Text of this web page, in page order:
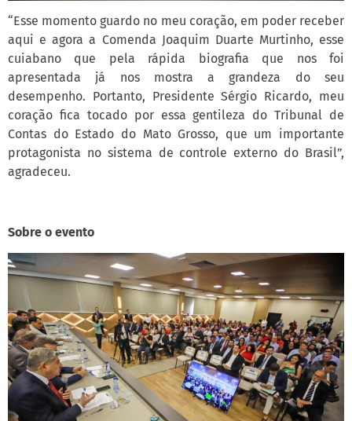
“Esse momento guardo no meu coração, em poder receber
aqui e agora a Comenda Joaquim Duarte Murtinho, esse
cuiabano que pela rápida biografia que nos foi
apresentada já nos mostra a grandeza do seu
desempenho. Portanto, Presidente Sérgio Ricardo, meu
coração fica tocado por essa gentileza do Tribunal de
Contas do Estado do Mato Grosso, que um importante
protagonista no sistema de controle externo do Brasil”,
agradeceu.
Sobre o evento